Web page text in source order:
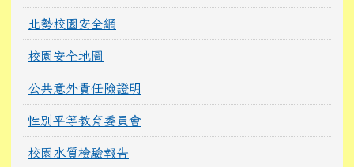
北勢校園安全網
校園安全地圖
公共意外責任險證明
性別平等教育委員會
校園水質檢驗報告